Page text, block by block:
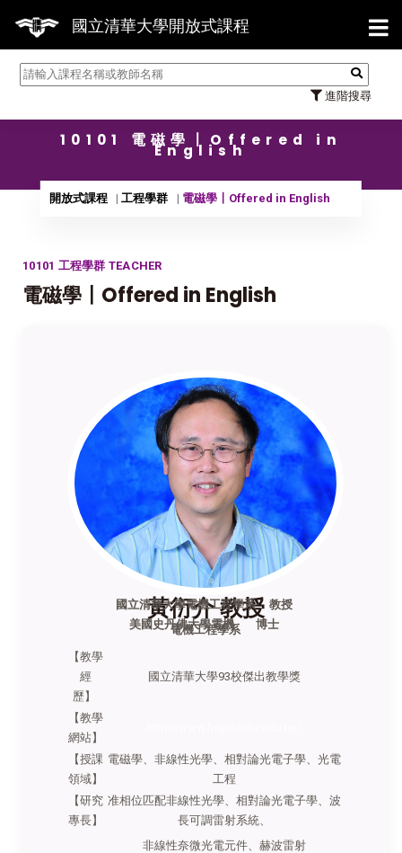
國立清華大學開放式課程
進階搜尋
【7/
10101 電磁學〡Offered in
English
開放式課程 工程學群 電磁學〡Offered in English
10101 工程學群 TEACHER
電磁學〡Offered in English
黃衍介 教授
電機工程學系
國立清華大學電機工程學系 教授
美國史丹佛大學電機 博士
【教學
經
歷】
國立清華大學93校傑出教學獎
【教學
網站】
【授課
領域】
電磁學、非線性光學、相對論光電子學、光電
工程
【研究
專長】
准相位匹配非線性光學、相對論光電子學、波
長可調雷射系統、
非線性奈微光電元件、赫波雷射